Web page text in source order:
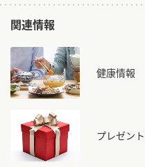
関連情報
健康情報
プレゼン